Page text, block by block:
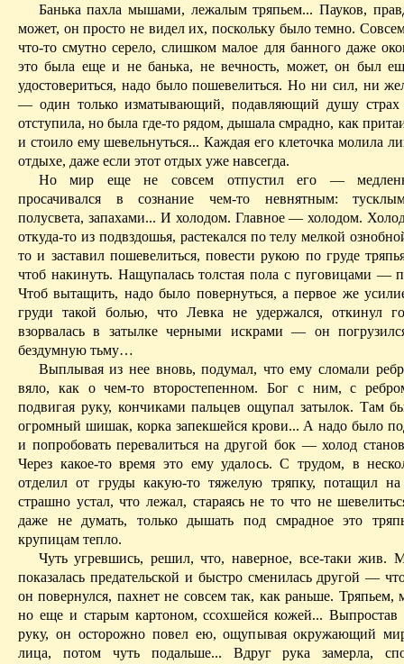
Банька пахла мышами, лежалым тряпьем... Пауков,
может, он просто не видел их, поскольку было темно.
что-то смутно серело, слишком малое для банного даже
это была еще и не банька, не вечность, может, он был
удостовериться, надо было пошевелиться. Но ни сил, ни
— один только изматывающий, подавляющий душу страх
отсту­пила, но была где-то рядом, дышала смрадно, как
и стои­ло ему шевельнуться... Каждая его клеточка молила
отдыхе, даже если этот отдых уже навсегда.­
Но мир еще не совсем отпустил его —
просачивался в сознание чем-то невнятным:
полусвета, запахами... И холодом. Главное — холодом.
откуда-то из под­вздошья, растекался по телу мелкой
то и заставил пошевелиться, повести ру­кою по груде
чтоб накинуть. Нащупалась толстая по­ла с пуговицами —
Чтоб вытащить, надо было повернуться, а первое же
груди такой болью, что Левка не удержал­ся, откинул
взорвалась в затылке черными искрами — он
бездумную тьму…
Выплывая из нее вновь, подумал, что ему сломали
вяло, как о чем-то второстепенном. Бог с ним, с
подвигая руку, кончиками пальцев ощупал затылок. Там
огромный шишак, корка запекшейся крови... А надо было
и попробовать перевалиться на другой бок — холод
Через какое-то время это ему удалось. С трудом, в
отделил от груды какую-то тяжелую тряпку, потащил
страшно устал, что лежал, стараясь не то что не
даже не думать, только дышать под смрадное это
крупицам тепло.
Чуть угревшись, решил, что, наверное, все-таки жив.
показа­лась предательской и быстро сменилась другой —
он повер­нулся, пахнет не совсем так, как раньше.
но еще и старым картоном, ссохшейся кожей... Выпростав
руку, он ос­торожно повел ею, ощупывая окружающий
лица, потом чуть подальше... Вдруг рука замерла,